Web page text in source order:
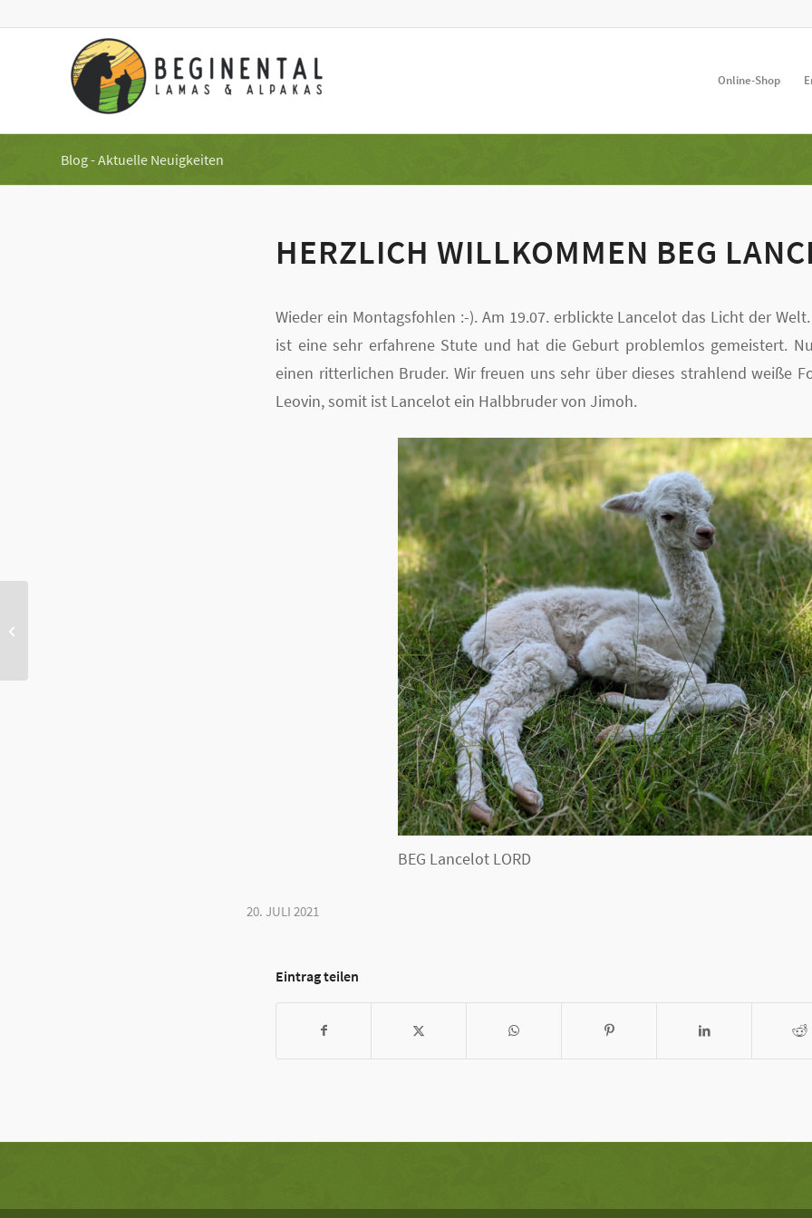
Online-Shop
Blog - Aktuelle Neuigkeiten
HERZLICH WILLKOMMEN BEG
Wieder ein Montagsfohlen :-). Am 19.07. erblickte Lancelot das Licht der
ist eine sehr erfahrene Stute und hat die Geburt problemlos gemeistert.
einen ritterlichen Bruder. Wir freuen uns sehr über dieses strahlend weiße
Leovin, somit ist Lancelot ein Halbbruder von Jimoh.
BEG Lancelot LORD
20. JULI 2021
Eintrag teilen